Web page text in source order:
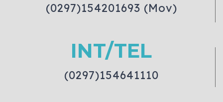
(0297)154201693 (Mov)
INT/TEL
(0297)154641110